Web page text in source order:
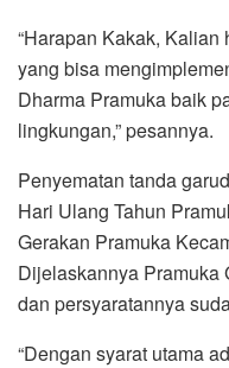
“Harapan Kakak,
yang bisa
Dharma Pramuka baik
lingkungan,” pesannya.
Penyematan tanda
Hari Ulang Tahun
Gerakan Pramuka
Dijelaskannya Pramuka
dan persyaratannya
“Dengan syarat utama